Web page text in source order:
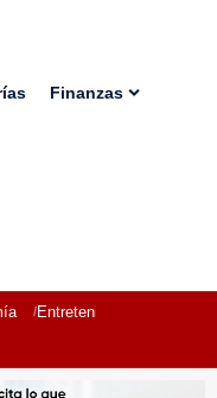
Finanzas
Entretenimiento